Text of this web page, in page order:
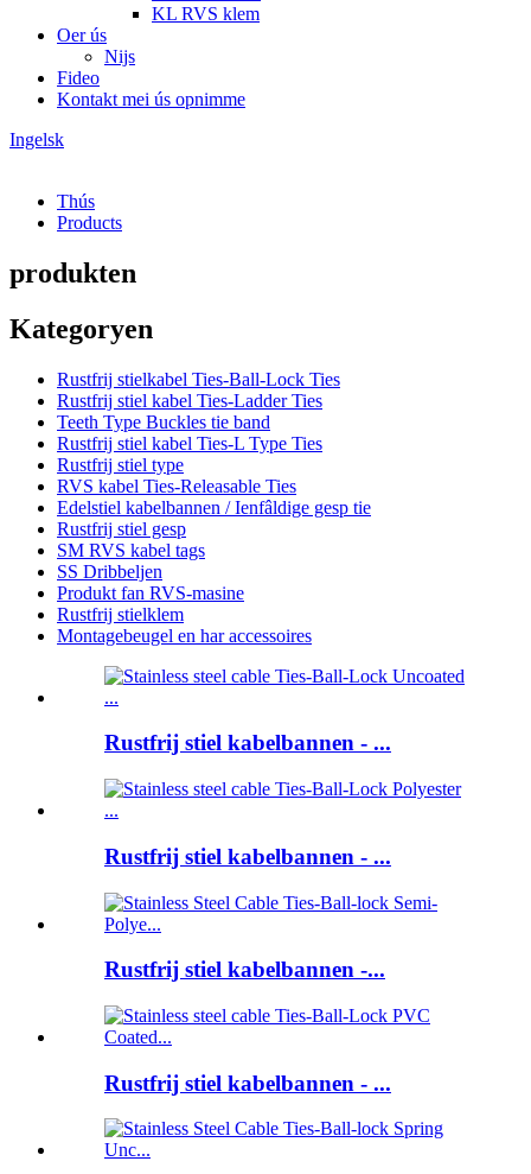
KL RVS klem
Oer ús
Nijs
Fideo
Kontakt mei ús opnimme
Ingelsk
Thús
Products
produkten
Kategoryen
Rustfrij stielkabel Ties-Ball-Lock Ties
Rustfrij stiel kabel Ties-Ladder Ties
Teeth Type Buckles tie band
Rustfrij stiel kabel Ties-L Type Ties
Rustfrij stiel type
RVS kabel Ties-Releasable Ties
Edelstiel kabelbannen / Ienfâldige gesp tie
Rustfrij stiel gesp
SM RVS kabel tags
SS Dribbeljen
Produkt fan RVS-masine
Rustfrij stielklem
Montagebeugel en har accessoires
Rustfrij stiel kabelbannen - ...
Rustfrij stiel kabelbannen - ...
Rustfrij stiel kabelbannen -...
Rustfrij stiel kabelbannen - ...